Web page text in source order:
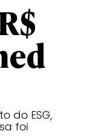
do ESG,
foi